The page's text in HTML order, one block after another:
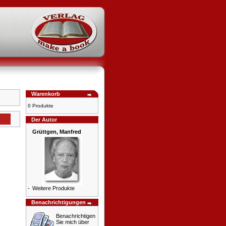
Warenkorb
0 Produkte
Der Autor
Grüttgen, Manfred
- Weitere Produkte
Benachrichtigungen
Benachrichtigen
Sie mich über